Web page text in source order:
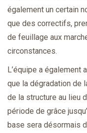
également un certain
que des correctifs,
de feuillage aux
circonstances.
L’équipe a également
que la dégradation de
de la structure au lieu
période de grâce
base sera désormais